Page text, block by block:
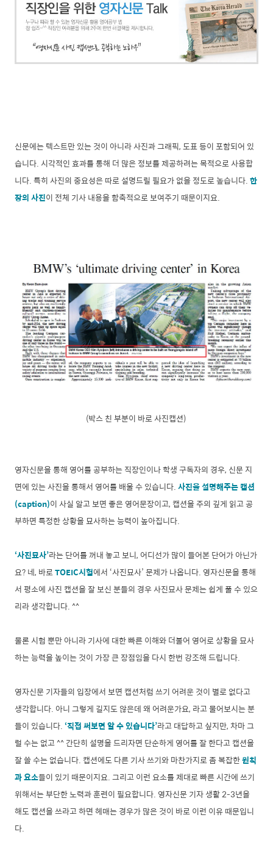
신문에는 텍스트만 있는 것이 아니라 사진과 그래픽, 도표 등이 포함되어 있
습니다. 시각적인 효과를 통해 더 많은 정보를 제공하려는 목적으로 사용합
니다. 특히 사진의 중요성은 따로 설명드릴 필요가 없을 정도로 높습니다.한
장의 사진이 전체 기사 내용을 함축적으로 보여주기 때문이지요.
(박스 친 부분이 바로 사진캡션)
영자신문을 통해 영어를 공부하는 직장인이나 학생 구독자의 경우, 신문 지
면에 있는 사진을 통해서 영어를 배울 수 있습니다.사진을 설명해주는 캡션
(caption)이 사실 알고 보면 좋은 영어문장이고, 캡션을 주의 깊게 읽고 공
부하면 특정한 상황을 묘사하는 능력이 높아집니다.
‘사진묘사’라는 단어를 꺼내 놓고 보니, 어디선가 많이 들어본 단어가 아닌가
요? 네, 바로TOEIC시험에서 ‘사진묘사’ 문제가 나옵니다. 영자신문을 통해
서 평소에 사진 캡션을 잘 보신 분들의 경우 사진묘사 문제는 쉽게 풀 수 있으
리라 생각합니다. ^^
물론 시험 뿐만 아니라 기사에 대한 빠른 이해와 더불어 영어로 상황을 묘사
하는 능력을 높이는 것이 가장 큰 장점임을 다시 한번 강조해 드립니다.
영자신문 기자들의 입장에서 보면 캡션처럼 쓰기 어려운 것이 별로 없다고
생각합니다. 아니 그렇게 길지도 않은데 왜 어려운가요, 라고 물어보시는 분
들이 있습니다.‘직접 써보면 알 수 있습니다’라고 대답하고 싶지만, 차마 그
럴 수는 없고 ^^ 간단히 설명을 드리자면 단순하게 영어를 잘 한다고 캡션을
잘 쓸 수는 없습니다. 캡션에도 다른 기사 쓰기와 마찬가지로 좀 복잡한원칙
과 요소들이 있기 때문이지요. 그리고 이런 요소를 제대로 빠른 시간에 쓰기
위해서는 부단한 노력과 훈련이 필요합니다. 영자신문 기자 생활 2-3년을
해도 캡션을 쓰라고 하면 헤매는 경우가 많은 것이 바로 이런 이유 때문입니
다.